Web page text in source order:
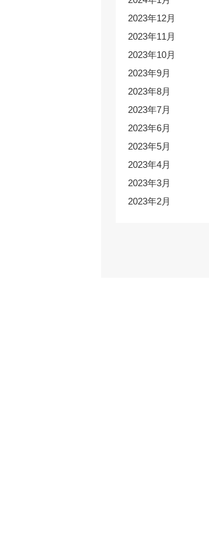
2023年12月
2023年11月
2023年10月
2023年9月
2023年8月
2023年7月
2023年6月
2023年5月
2023年4月
2023年3月
2023年2月